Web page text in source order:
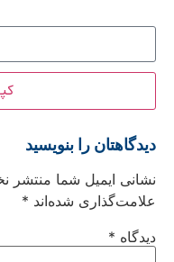
دیدگاهتان را بنویسید
نشانی ایمیل شما منتشر
علامت‌گذاری شده‌اند *
دیدگاه *